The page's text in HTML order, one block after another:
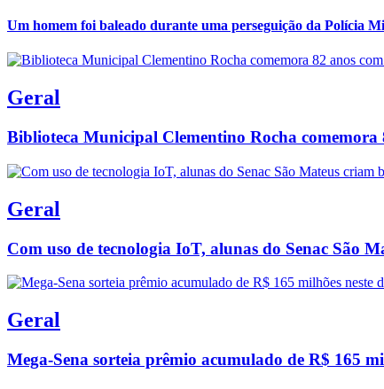
Um homem foi baleado durante uma perseguição da Polícia
Geral
Biblioteca Municipal Clementino Rocha comemora
Geral
Com uso de tecnologia IoT, alunas do Senac São
Geral
Mega-Sena sorteia prêmio acumulado de R$ 165